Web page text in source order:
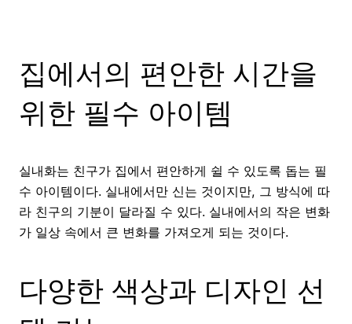
집에서의 편안한 시간을
위한 필수 아이템
실내화는 친구가 집에서 편안하게 쉴 수 있도록 돕는 필
수 아이템이다. 실내에서만 신는 것이지만, 그 방식에 따
라 친구의 기분이 달라질 수 있다. 실내에서의 작은 변화
가 일상 속에서 큰 변화를 가져오게 되는 것이다.
다양한 색상과 디자인 선